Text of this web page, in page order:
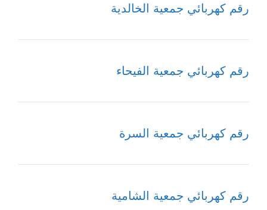
رقم كهربائي جمعية الخالدية
رقم كهربائي جمعية الفيحاء
رقم كهربائي جمعية السرة
رقم كهربائي جمعية الشامية